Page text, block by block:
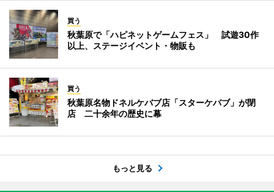
買う
秋葉原で「ハピネットゲームフェス」 試遊30作
以上、ステージイベント・物販も
買う
秋葉原名物ドネルケバブ店「スターケバブ」が閉
店 二十余年の歴史に幕
もっと見る